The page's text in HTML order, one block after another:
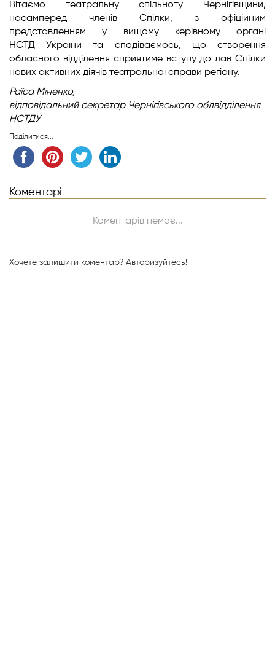
Вітаємо театральну спільноту Чернігівщини,
насамперед членів Спілки, з офіційним
представленням у вищому керівному органі
НСТД України та сподіваємось, що створення
обласного відділення сприятиме вступу до лав Спілки
нових активних діячів театральної справи регіону.
Раїса Міненко,
відповідальний секретар Чернігівського облвідділення
НСТДУ
Поділитися...
Коментарі
Коментарів немає...
Хочете залишити коментар? Авторизуйтесь!